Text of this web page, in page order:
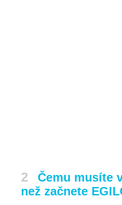
2
Čemu musíte
než začnete